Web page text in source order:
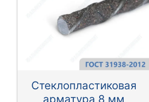
Стеклопластиковая
арматура 8 мм